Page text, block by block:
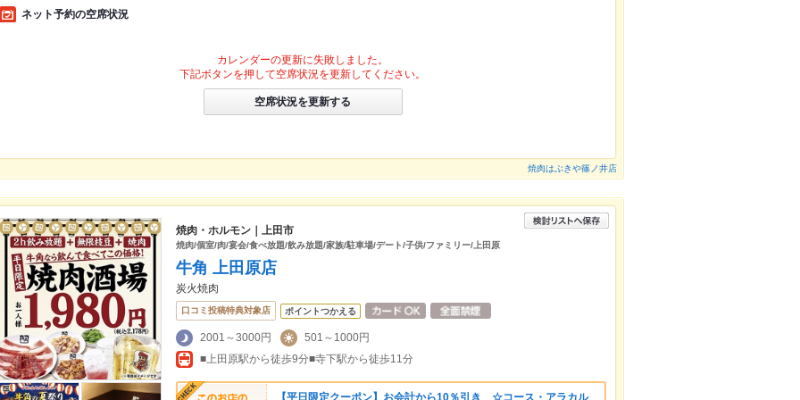
ネット予約の空席状況
カレンダーの更新に失敗しました。
下記ボタンを押して空席状況を更新してください。
空席状況を更新する
焼肉はぶきや篠ノ井店
焼肉・ホルモン｜上田市
焼肉/個室/肉/宴会/食べ放題/飲み放題/家族/駐車場/デート/子供/ファミリー/上田原
牛角 上田原店
炭火焼肉
口コミ投稿特典対象店 ポイントつかえる
2001～3000円
501～1000円
■上田原駅から徒歩9分■寺下駅から徒歩11分
【平日限定クーポン】お会計から10％引き ☆コース・アラカル